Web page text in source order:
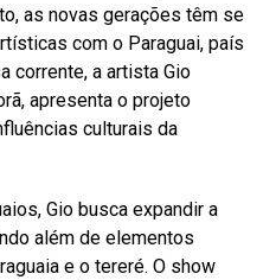
as novas gerações têm se
com o Paraguai, país
corrente, a artista Gio
apresenta o projeto
culturais da
Gio busca expandir a
além de elementos
e o tereré. O show